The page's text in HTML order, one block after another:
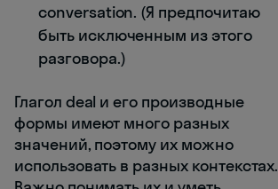
conversation. (Я предпочитаю
быть исключенным из этого
разговора.)
Глагол deal и его производные
формы имеют много разных
значений, поэтому их можно
использовать в разных контекстах.